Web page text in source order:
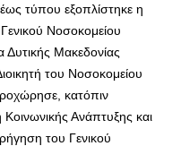
τύπου εξοπλίστηκε η
Νοσοκομείου
Δυτικής Μακεδονίας
του Νοσοκομείου
κατόπιν
Κοινωνικής Ανάπτυξης και
του Γενικού